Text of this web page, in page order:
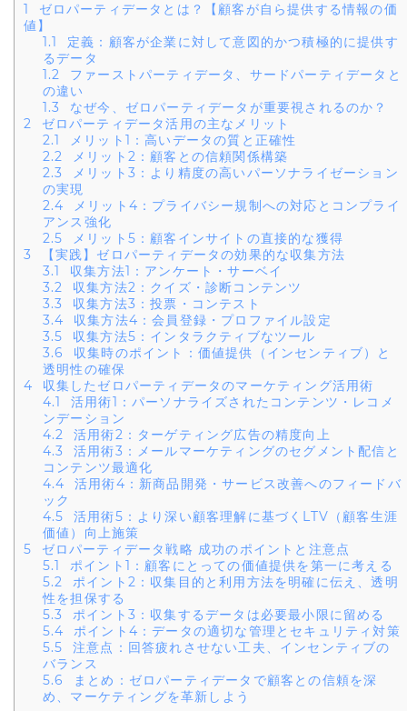
1
ゼロパーティデータとは？【顧客が自ら提供する情報の価
値】
1.1
定義：顧客が企業に対して意図的かつ積極的に提供す
るデータ
1.2 ファーストパーティデータ、サードパーティデータと
の違い
1.3
なぜ今、ゼロパーティデータが重要視されるのか？
2 ゼロパーティデータ活用の主なメリット
2.1
メリット1：高いデータの質と正確性
2.2 メリット2：顧客との信頼関係構築
2.3
メリット3：より精度の高いパーソナライゼーション
の実現
2.4 メリット4：プライバシー規制への対応とコンプライ
アンス強化
2.5 メリット5：顧客インサイトの直接的な獲得
3
【実践】ゼロパーティデータの効果的な収集方法
3.1
収集方法1：アンケート・サーベイ
3.2 収集方法2：クイズ・診断コンテンツ
3.3
収集方法3：投票・コンテスト
3.4 収集方法4：会員登録・プロファイル設定
3.5 収集方法5：インタラクティブなツール
3.6
収集時のポイント：価値提供（インセンティブ）と
透明性の確保
4 収集したゼロパーティデータのマーケティング活用術
4.1
活用術1：パーソナライズされたコンテンツ・レコメ
ンデーション
4.2 活用術2：ターゲティング広告の精度向上
4.3
活用術3：メールマーケティングのセグメント配信と
コンテンツ最適化
4.4 活用術4：新商品開発・サービス改善へのフィードバ
ック
4.5 活用術5：より深い顧客理解に基づくLTV（顧客生涯
価値）向上施策
5 ゼロパーティデータ戦略 成功のポイントと注意点
5.1
ポイント1：顧客にとっての価値提供を第一に考える
5.2 ポイント2：収集目的と利用方法を明確に伝え、透明
性を担保する
5.3
ポイント3：収集するデータは必要最小限に留める
5.4 ポイント4：データの適切な管理とセキュリティ対策
5.5 注意点：回答疲れさせない工夫、インセンティブの
バランス
5.6
まとめ：ゼロパーティデータで顧客との信頼を深
め、マーケティングを革新しよう